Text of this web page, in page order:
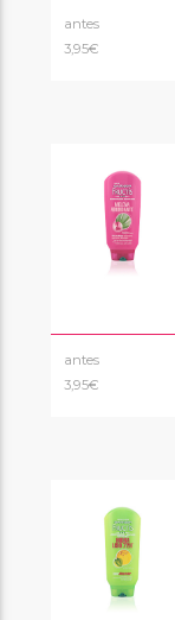
antes
3,95€
antes
3,95€